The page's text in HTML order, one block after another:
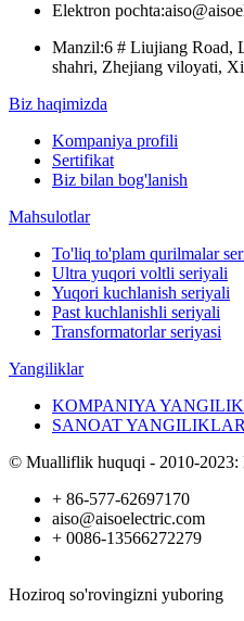
Elektron pochta:
Manzil:6 # Liujiang Road,
shahri, Zhejiang viloyati,
Biz haqimizda
Kompaniya profili
Sertifikat
Biz bilan bog'lanish
Mahsulotlar
To'liq to'plam qurilmalar
Ultra yuqori voltli seriyali
Yuqori kuchlanish seriyali
Past kuchlanishli seriyali
Transformatorlar seriyasi
Yangiliklar
KOMPANIYA
SANOAT
© Mualliflik huquqi - 2010-2023:
+ 86-577-62697170
aiso@aisoelectric.com
+ 0086-13566272279
Hoziroq so'rovingizni yuboring